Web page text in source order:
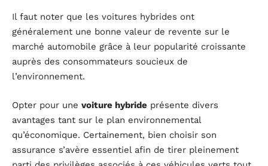
Il faut noter que les voitures hybrides ont
généralement une bonne valeur de revente sur le
marché automobile grâce à leur popularité croissante
auprès des consommateurs soucieux de
l’environnement.
Opter pour une voiture hybride présente divers
avantages tant sur le plan environnemental
qu’économique. Certainement, bien choisir son
assurance s’avère essentiel afin de tirer pleinement